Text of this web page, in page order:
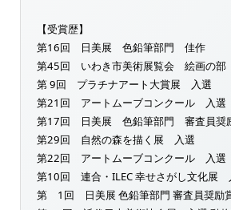
【受賞歴】
第16回 日美展 色鉛筆部門 佳作
第45回 いわき市美術展覧会 絵画の
第 9回 プラチナアート大賞展 入選
第21回 アートムーブコンクール 入選
第17回 日美展 色鉛筆部門 審査員奨
第29回 自然の森を描く展 入選
第22回 アートムーブコンクール 入選
第10回 連合・ILEC 幸せさがし文化展
第 1回 日美展 色鉛筆部門 審査員奨励